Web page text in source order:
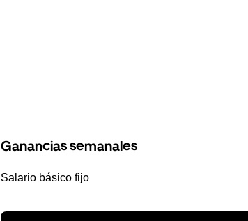
Ganancias semanales
Salario básico fijo